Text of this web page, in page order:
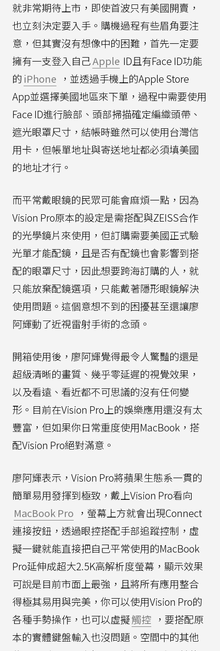
就非常期待上市，即使首波只有美國開賣，
也立刻決定要入手。購機過程有些眉角要注
意，但其實沒有想像中的困難，首先一定要
擁有一支登入自己Apple ID且有Face ID功能
的 iPhone ，並透過手機上的Apple Store
App並選擇美國地區來下單，過程中需要使用
Face ID進行臉部、頭部掃描確定編織頭帶、
遮光眼罩尺寸，結帳時雖然可以使用台灣信
用卡，但帳單地址與寄送地址都必須填美國
的地址才行。
而平常戴眼鏡的民眾可能會麻煩一點，因為
Vision Pro原本的設定是需搭配與ZEISS合作
的光學鏡片來使用，但訂購需要美國正式驗
光單才能配鏡，且是否有配鏡也會影響到搭
配的眼罩尺寸，因此想要跨海訂購的人，就
只能放棄配鏡選項，只能戴著隱形眼鏡解決
使用問題。這個意想不到的困擾甚至還讓廖
阿輝動了近視雷射手術的念頭。
開箱使用後，廖阿輝覺得最令人驚豔的還是
超級清晰的畫質、幾乎零延遲的視覺效果，
以及看遠、看近都不可思議的沒有任何變
形。目前在Vision Pro上的娛樂應用還沒有太
豐富，但如果你日常重度使用MacBook，搭
配Vision Pro絕對滿意。
廖阿輝表示，Vision Pro將蘋果生態系一貫的
簡單易用發揮到極致，戴上Vision Pro看向
MacBook Pro ，螢幕上方就會出現Connect
連接按鈕，透過眼控搭配手部追蹤控制，虛
擬一鍵就能直接把自己平常使用的MacBook
Pro延伸成超大2.5K高解析度螢幕，顯示效果
可說是目前市面上最強，且將所有應用整合
得極其易用與完美，你可以使用Vision Pro的
各種手勢操作，也可以虛擬觸控 ，要搭配原
本的實體鍵盤輸入也沒問題。空間中的其他